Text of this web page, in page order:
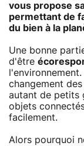
vous propose
permettant de
du bien à la
Une bonne
d'être
changement
autant de petits
objets
facilement.
Alors pourquoi